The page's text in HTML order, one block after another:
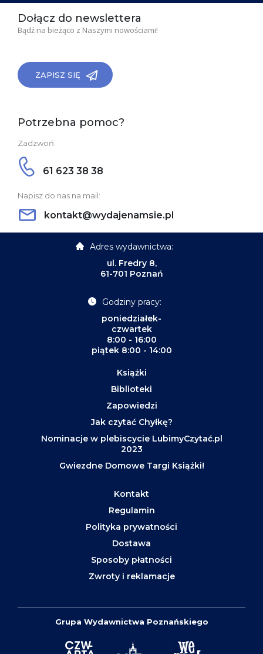
Dołącz do newslettera
Bądź na bieżąco z Naszymi nowościami!
ZAPISZ SIĘ
Potrzebna pomoc?
Zadzwoń:
61 623 38 38
Napisz do nas na mail:
kontakt@wydajenamsie.pl
Adres wydawnictwa:
ul. Fredry 8,
61-701 Poznań
Godziny pracy:
poniedziałek-
czwartek
8:00 - 16:00
piątek 8:00 - 14:00
Książki
Biblioteki
Zapowiedzi
Jak czytać Chyłkę?
Nominacje w plebiscycie LubimyCzytać.pl
2023
Gwiezdne Domowe Targi Książki!
Kontakt
Regulamin
Polityka prywatności
Dostawa
Sposoby płatności
Zwroty i reklamacje
Grupa Wydawnictwa Poznańskiego